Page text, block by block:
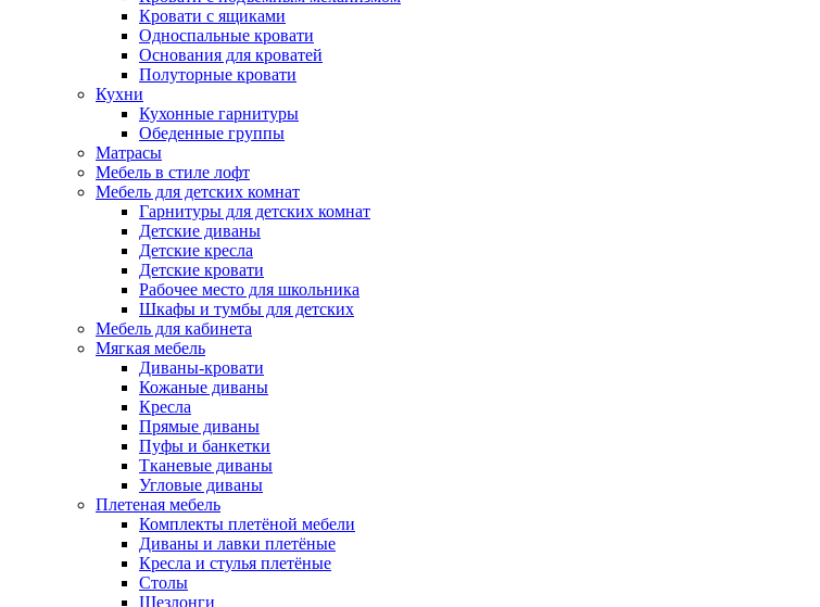
Кровати с ящиками
Односпальные кровати
Основания для кроватей
Полуторные кровати
Кухни
Кухонные гарнитуры
Обеденные группы
Матрасы
Мебель в стиле лофт
Мебель для детских комнат
Гарнитуры для детских комнат
Детские диваны
Детские кресла
Детские кровати
Рабочее место для школьника
Шкафы и тумбы для детских
Мебель для кабинета
Мягкая мебель
Диваны-кровати
Кожаные диваны
Кресла
Прямые диваны
Пуфы и банкетки
Тканевые диваны
Угловые диваны
Плетеная мебель
Комплекты плетёной мебели
Диваны и лавки плетёные
Кресла и стулья плетёные
Столы
Шезлонги